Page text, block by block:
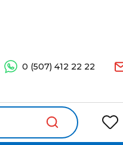
0 (507) 412 22 22